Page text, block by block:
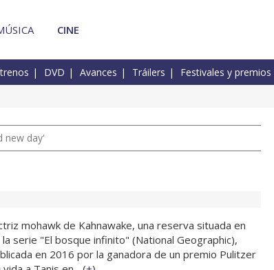
CINE
DVD Avances Tráilers Festivales y premios
new day'
mohawk de Kahnawake, una reserva situada en
serie "El bosque infinito" (National Geographic),
en 2016 por la ganadora de un premio Pulitzer